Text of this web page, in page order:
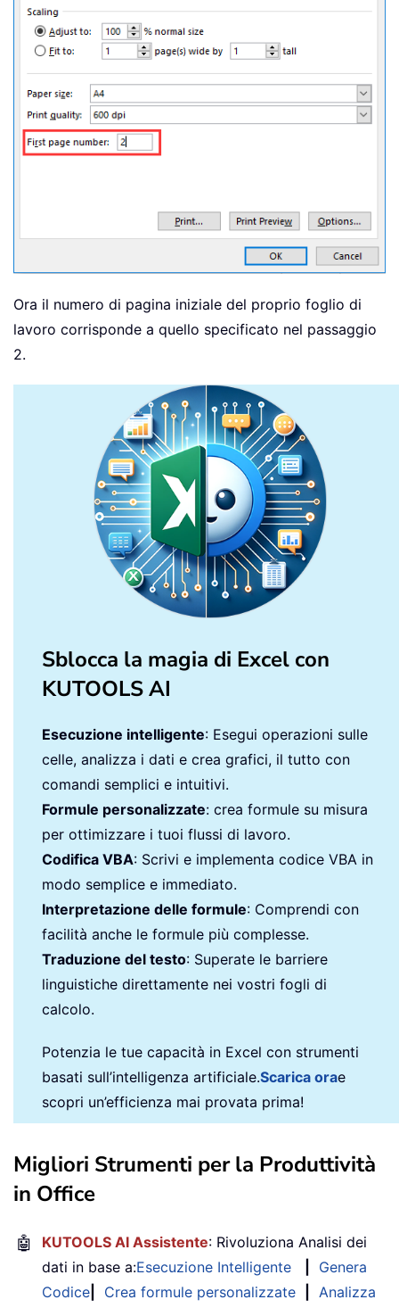
Ora il numero di pagina iniziale del proprio foglio di
lavoro corrisponde a quello specificato nel passaggio
2.
Sblocca la magia di Excel con
KUTOOLS AI
Esecuzione intelligente: Esegui operazioni sulle
celle, analizza i dati e crea grafici, il tutto con
comandi semplici e intuitivi.
Formule personalizzate: crea formule su misura
per ottimizzare i tuoi flussi di lavoro.
Codifica VBA: Scrivi e implementa codice VBA in
modo semplice e immediato.
Interpretazione delle formule: Comprendi con
facilità anche le formule più complesse.
Traduzione del testo: Superate le barriere
linguistiche direttamente nei vostri fogli di
calcolo.
Potenzia le tue capacità in Excel con strumenti
basati sull’intelligenza artificiale.Scarica orae
scopri un’efficienza mai provata prima!
Migliori Strumenti per la Produttività
in Office
🤖 KUTOOLS AI Assistente: Rivoluziona Analisi dei
dati in base a:Esecuzione Intelligente
Genera
Codice
Crea formule personalizzate Analizza